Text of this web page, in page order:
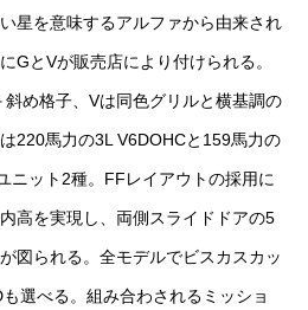
星を意味するアルファから由来され
GとVが販売店により付けられる。
め格子、Vは同色グリルと横基調の
220馬力の3L V6DOHCと159馬力の
ニット2種。FFレイアウトの採用に
高を実現し、両側スライドドアの5
図られる。全モデルでビスカスカッ
選べる。組み合わされるミッショ